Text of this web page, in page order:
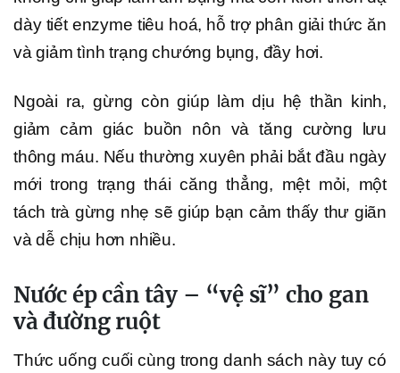
dày tiết enzyme tiêu hoá, hỗ trợ phân giải thức ăn
và giảm tình trạng chướng bụng, đầy hơi.
Ngoài ra, gừng còn giúp làm dịu hệ thần kinh,
giảm cảm giác buồn nôn và tăng cường lưu
thông máu. Nếu thường xuyên phải bắt đầu ngày
mới trong trạng thái căng thẳng, mệt mỏi, một
tách trà gừng nhẹ sẽ giúp bạn cảm thấy thư giãn
và dễ chịu hơn nhiều.
Nước ép cần tây – “vệ sĩ” cho gan
và đường ruột
Thức uống cuối cùng trong danh sách này tuy có